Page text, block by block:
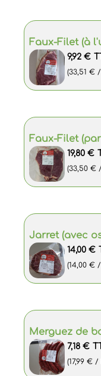
Faux-Filet (à
9,92 €
(33,51 €
Faux-Filet
19,80 €
(33,50 €
Jarret (avec
14,00 €
(14,00 €
Merguez de
7,18 €
(17,99 € /